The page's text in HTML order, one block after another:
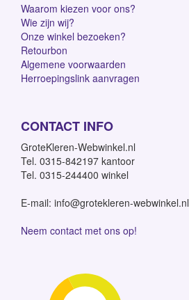
Waarom kiezen voor ons?
Wie zijn wij?
Onze winkel bezoeken?
Retourbon
Algemene voorwaarden
Herroepingslink aanvragen
CONTACT INFO
GroteKleren-Webwinkel.nl
Tel. 0315-842197 kantoor
Tel. 0315-244400 winkel
E-mail: info@grotekleren-webwinkel.nl
Neem contact met ons op!